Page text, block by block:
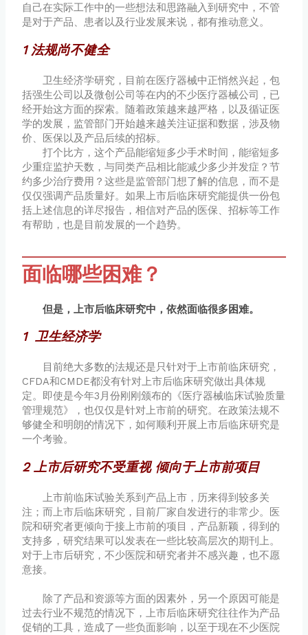
自己在实际工作中的一些想法和思路融入到研究中，不管
是对于产品、患者以及行业发展来说，都有推动意义。
1 法规尚不健全
卫生经济学研究，目前在医疗器械中正悄然兴起，包
括强生公司以及微创公司等在内的不少医疗器械公司，已
经开始这方面的探索。随着政策越来越严格，以及循证医
学的发展，监管部门开始越来越关注证据和数据，涉及物
价、医保以及产品后续的招标。
打个比方，这个产品能缩短多少手术时间，能缩短多
少重症监护天数，与同类产品相比能减少多少并发症？节
约多少治疗费用？这些是监管部门想了解的信息，而不是
仅仅强调产品质量好。如果上市后临床研究能提供一份包
括上述信息的详尽报告，相信对产品的医保、招标等工作
有帮助，也是目前发展的一个趋势。
面临哪些困难？
但是，上市后临床研究中，依然面临很多困难。
1 卫生经济学
目前绝大多数的法规还是只针对于上市前临床研究，
CFDA和CMDE都没有针对上市后临床研究做出具体规
定。即使是今年3月份刚刚颁布的《医疗器械临床试验质量
管理规范》，也仅仅是针对上市前的研究。在政策法规不
够健全和明朗的情况下，如何顺利开展上市后临床研究是
一个考验。
2 上市后研究不受重视 倾向于上市前项目
上市前临床试验关系到产品上市，历来得到较多关
注；而上市后临床研究，目前厂家自发进行的非常少。医
院和研究者更倾向于接上市前的项目，产品新颖，得到的
支持多，研究结果可以发表在一些比较高层次的期刊上。
对于上市后研究，不少医院和研究者并不感兴趣，也不愿
意接。
除了产品和资源等方面的因素外，另一个原因可能是
过去行业不规范的情况下，上市后临床研究往往作为产品
促销的工具，造成了一些负面影响，以至于现在不少医院